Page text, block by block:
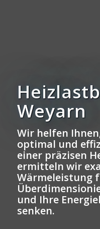
Weyarn
Wir helfen
optimal und
einer präzisen
ermitteln wir
Wärmeleistung
und Ihre
senken.